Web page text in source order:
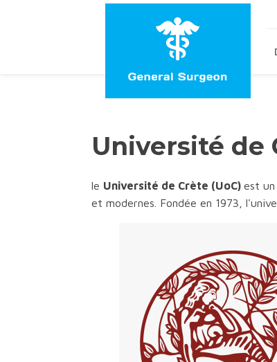
Université de
le Université de Crète (UoC) est
et modernes. Fondée en 1973,